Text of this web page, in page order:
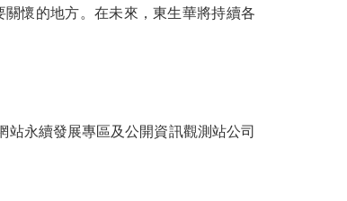
懷的地方。在未來，東生華將持續各
永續發展專區及公開資訊觀測站公司